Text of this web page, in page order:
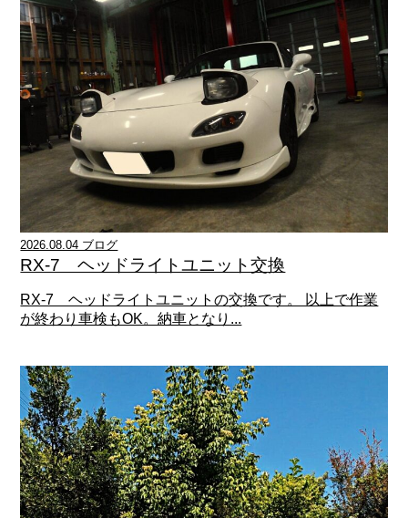
2026.08.04 ブログ
RX-7 ヘッドライトユニット交換
RX-7 ヘッドライトユニットの交換です。 以上で作業
が終わり車検もOK。納車となり...